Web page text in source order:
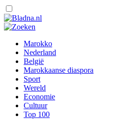
Marokko
Nederland
België
Marokkaanse diaspora
Sport
Wereld
Economie
Cultuur
Top 100